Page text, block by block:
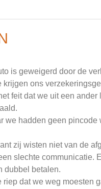
is geweigerd door de
ons
feit dat we uit een ander
we hadden geen pincode
zij wisten niet van de
slechte communicatie.
dubbel betalen.
dat we weg moesten